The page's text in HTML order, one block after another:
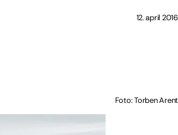
12. april 2016
Foto: Torben Arent